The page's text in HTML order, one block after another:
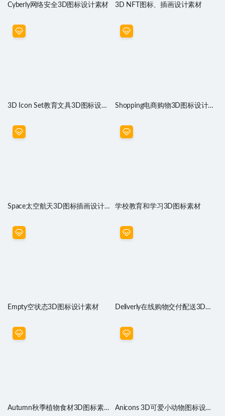
Cyberly网络安全3D图标设计素材 3D NFT图标、插画设计素材
3D Icon Set教育文具3D图标设计
Shopping电商购物3D图标设计素
Space太空航天3D图标插画设计
学校教育和学习3D图标素材
Empty空状态3D图标设计素材
Deliverly在线购物交付配送3D图
Autumn秋季植物食材3D图标素
Anicons 3D可爱小动物图标设计